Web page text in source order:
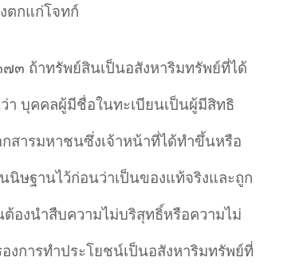
ตกแก่โจทก์
ถ้าทรัพย์สินเป็นอสังหาริมทรัพย์ที่ได้
า บุคคลผู้มีชื่อในทะเบียนเป็นผู้มีสิทธิ
กสารมหาชนซึ่งเจ้าหน้าที่ได้ทำขึ้นหรือ
นิษฐานไว้ก่อนว่าเป็นของแท้จริงและถูก
องนำสืบความไม่บริสุทธิ์หรือความไม่
การทำประโยชน์เป็นอสังหาริมทรัพย์ที่